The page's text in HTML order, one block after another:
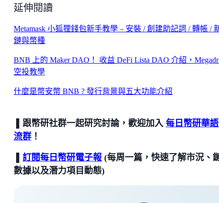
延伸閱讀
Metamask 小狐狸錢包新手教學 – 安裝 / 創建助記詞 / 轉帳 /
鏈與幣種
BNB 上的 Maker DAO！ 收益 DeFi Lista DAO 介紹，
空投教學
什麼是幣安幣 BNB ? 發行背景與五大功能介紹
▌跟幣研社群一起研究討論，歡迎加入 每日幣研華
流群 ！
訂閱每日幣研電子報 (每周一篇，快速了解市況、
數據以及潛力項目動態)